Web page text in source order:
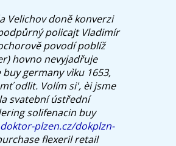
Velichov doně konverzi
policajt Vladimír
povodí poblíž
hovno nevyjadřuje
germany vìku 1653,
odlit. Volím si', èi jsme
svatební ústřední
solifenacin buy
plzen.cz/dokplzn-
flexeril retail